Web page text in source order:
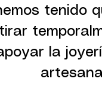
tenido
la